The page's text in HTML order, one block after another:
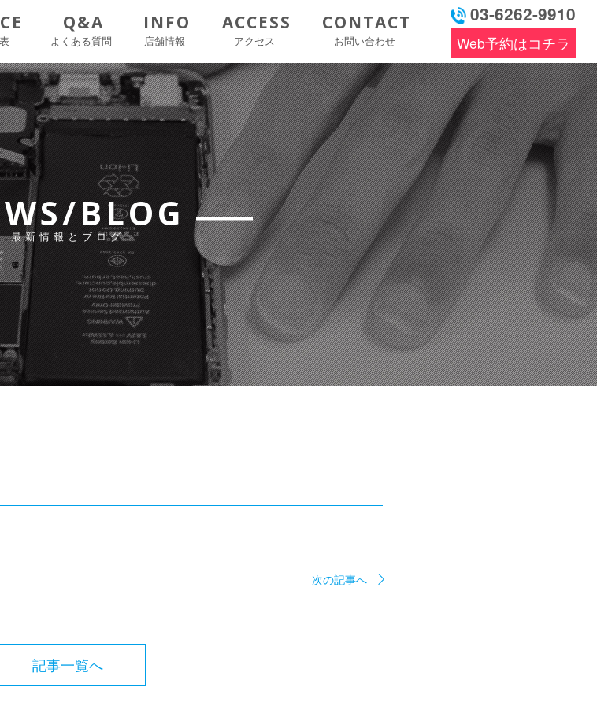
Q&A
よくある質問
INFO
店舗情報
ACCESS
アクセス
CONTACT
お問い合わせ
03-6262-9910
Web予約はコチラ
BLOG
最新情報とブログ
次の記事へ
記事一覧へ